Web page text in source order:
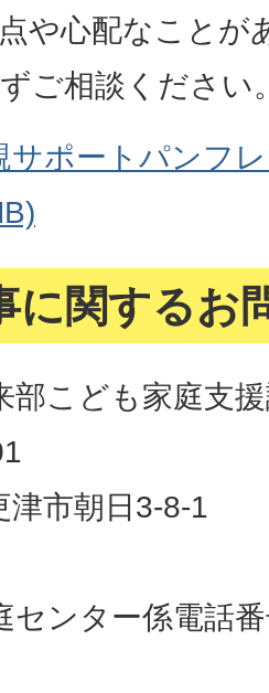
や心配なことが
ご相談ください
サポートパンフ
に関するお
部こども家庭支
津市朝日3-8-1
センター係電話